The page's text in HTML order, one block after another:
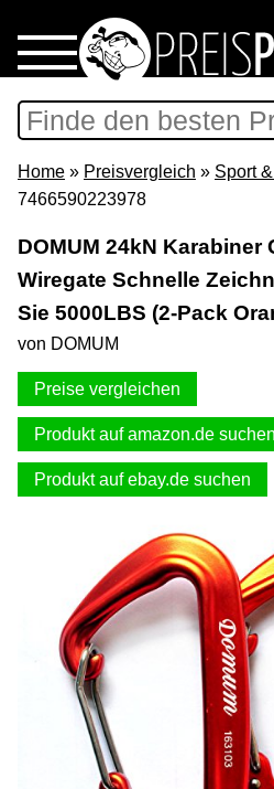
Home
Download
Support &
Presse
Datenschutz
Impressum
Home » Preisvergleich » Sport
7466590223978
DOMUM 24kN Karabiner
Wiregate Schnelle
Sie 5000LBS (2-Pack
von DOMUM
Preise vergleichen
Produkt auf amazon.de suchen
Produkt auf ebay.de suchen